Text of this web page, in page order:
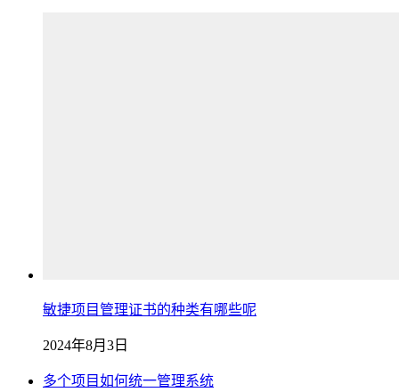
敏捷项目管理证书的种类有哪些呢
2024年8月3日
多个项目如何统一管理系统